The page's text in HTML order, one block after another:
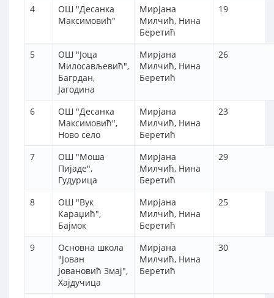
4
ОШ "Десанка
Максимовић"
Мирјана
Милчић, Нина
Беретић
19
5
ОШ "Јоца
Милосављевић",
Багрдан,
Јагодина
Мирјана
Милчић, Нина
Беретић
26
6
ОШ "Десанка
Максимовић",
Ново село
Мирјана
Милчић, Нина
Беретић
23
7
ОШ "Моша
Пијаде",
Гудурица
Мирјана
Милчић, Нина
Беретић
29
8
ОШ "Вук
Караџић",
Бајмок
Мирјана
Милчић, Нина
Беретић
25
9
Основна школа
"Јован
Јовановић Змај",
Хајдучица
Мирјана
Милчић, Нина
Беретић
30